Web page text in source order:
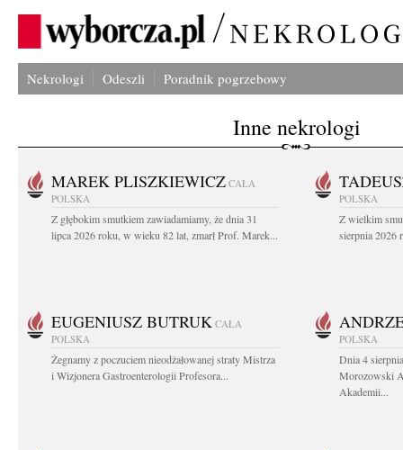
Nekrologi Odeszli Poradnik pogrzebowy
Inne nekrologi
MAREK PLISZKIEWICZ CAŁA
POLSKA
Z głębokim smutkiem zawiadamiamy, że dnia 31
lipca 2026 roku, w wieku 82 lat, zmarł Prof. Marek...
POLSKA
Z wielkim
sierpnia 2026
EUGENIUSZ BUTRUK CAŁA
POLSKA
Żegnamy z poczuciem nieodżałowanej straty Mistrza
i Wizjonera Gastroenterologii Profesora...
POLSKA
Dnia 4
Morozowski
Akademii...